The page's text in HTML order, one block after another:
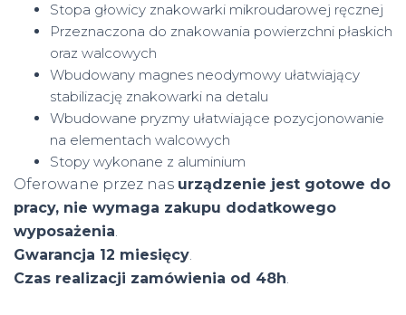
Stopa głowicy znakowarki mikroudarowej ręcznej
Przeznaczona do znakowania powierzchni płaskich
oraz walcowych
Wbudowany magnes neodymowy ułatwiający
stabilizację znakowarki na detalu
Wbudowane pryzmy ułatwiające pozycjonowanie
na elementach walcowych
Stopy wykonane z aluminium
Oferowane przez nas urządzenie jest gotowe do
pracy, nie wymaga zakupu dodatkowego
wyposażenia.
Gwarancja 12 miesięcy.
Czas realizacji zamówienia od 48h.